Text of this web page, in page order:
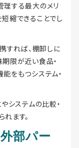
する最大のメリ
縮できることでし
すれば、棚卸しに
限が近い食品・
をもつシステム・
システムの比較・
ます。
部パー